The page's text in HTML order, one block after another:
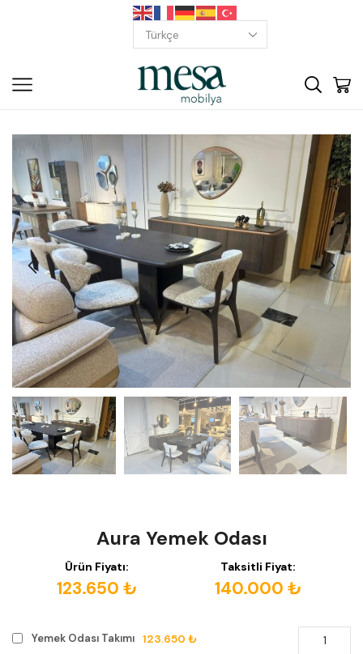
Aura Yemek Odası
Ürün Fiyatı:
123.650 ₺
Taksitli Fiyat:
140.000 ₺
Yemek Odası Takımı 123.650 ₺